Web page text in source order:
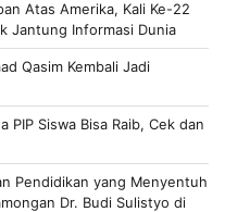
Atas Amerika, Kali Ke-22
Jantung Informasi Dunia
Qasim Kembali Jadi
PIP Siswa Bisa Raib, Cek dan
Pendidikan yang Menyentuh
Dr. Budi Sulistyo di